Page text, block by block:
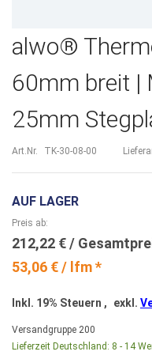
Zum
der
Bildergalerie
alwo®
60mm breit |
25mm
Art.Nr. TK-30-08-00
AUF LAGER
53,06 € / lfm *
Preis ab
212,22 €
Inkl. 19% Steuern , exkl.
Versandgruppe 200
Lieferzeit Deutschland: 8 - 14